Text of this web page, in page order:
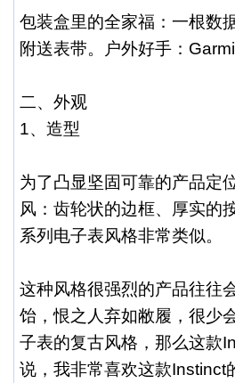
包装盒里的全家福：一根数
附送表带。户外好手：
二、外观
1、造型
为了凸显坚固可靠的产品定
风：齿轮状的边框、厚实的
系列电子表风格非常类似。
这种风格很强烈的产品往往
饴，恨之人弃如敝履，很少
子表的复古风格，那么这款
说，我非常喜欢这款Instinct